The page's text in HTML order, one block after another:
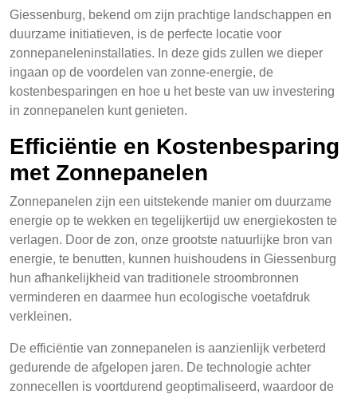
Giessenburg, bekend om zijn prachtige landschappen en
duurzame initiatieven, is de perfecte locatie voor
zonnepaneleninstallaties. In deze gids zullen we dieper
ingaan op de voordelen van zonne-energie, de
kostenbesparingen en hoe u het beste van uw investering
in zonnepanelen kunt genieten.
Efficiëntie en Kostenbesparing
met Zonnepanelen
Zonnepanelen zijn een uitstekende manier om duurzame
energie op te wekken en tegelijkertijd uw energiekosten te
verlagen. Door de zon, onze grootste natuurlijke bron van
energie, te benutten, kunnen huishoudens in Giessenburg
hun afhankelijkheid van traditionele stroombronnen
verminderen en daarmee hun ecologische voetafdruk
verkleinen.
De efficiëntie van zonnepanelen is aanzienlijk verbeterd
gedurende de afgelopen jaren. De technologie achter
zonnecellen is voortdurend geoptimaliseerd, waardoor de